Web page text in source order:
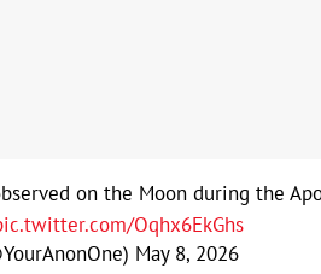
on the Moon during the
Oqhx6EkGhs
May 8, 2026